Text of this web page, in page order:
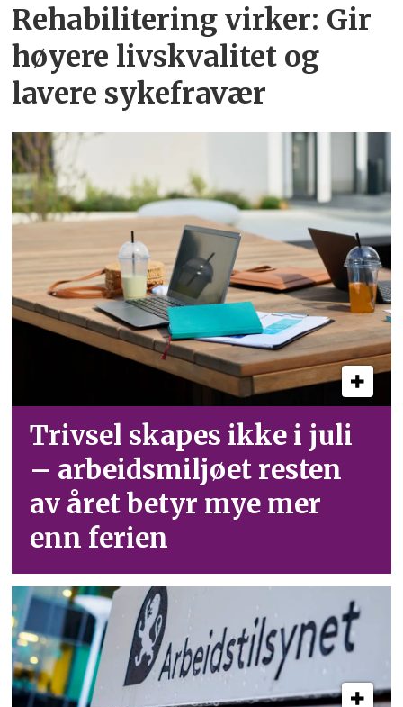
Rehabilitering virker: Gir
høyere livskvalitet og
lavere sykefravær
Trivsel skapes ikke i juli
– arbeid­smiljøet resten
av året betyr mye mer
enn ferien